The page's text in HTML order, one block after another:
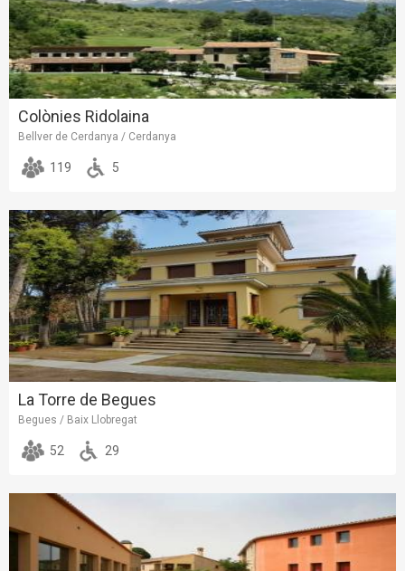
Colònies Ridolaina
Bellver de Cerdanya / Cerdanya
119 5
La Torre de Begues
Begues / Baix Llobregat
52 29